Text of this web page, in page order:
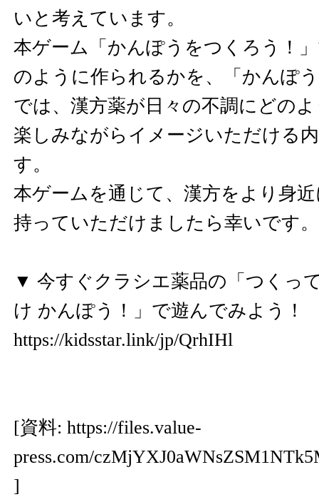
いと考えています。
本ゲーム「かんぽうをつくろう！
のように作られるかを、「かんぽ
では、漢方薬が日々の不調にどの
楽しみながらイメージいただける
す。
本ゲームを通じて、漢方をより身
持っていただけましたら幸いです。
▼ 今すぐクラシエ薬品の「つくっ
け かんぽう！」で遊んでみよう！
https://kidsstar.link/jp/QrhIHl
[資料: https://files.value-
press.com/
]